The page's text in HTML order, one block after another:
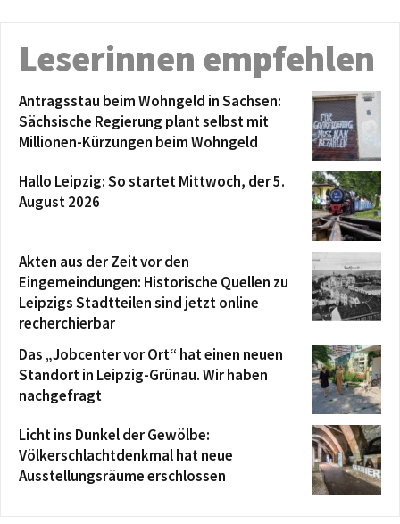
Leserinnen empfehlen
Antragsstau beim Wohngeld in Sachsen:
Sächsische Regierung plant selbst mit
Millionen-Kürzungen beim Wohngeld
Hallo Leipzig: So startet Mittwoch, der 5.
August 2026
Akten aus der Zeit vor den
Eingemeindungen: Historische Quellen zu
Leipzigs Stadtteilen sind jetzt online
recherchierbar
Das „Jobcenter vor Ort“ hat einen neuen
Standort in Leipzig-Grünau. Wir haben
nachgefragt
Licht ins Dunkel der Gewölbe:
Völkerschlachtdenkmal hat neue
Ausstellungsräume erschlossen